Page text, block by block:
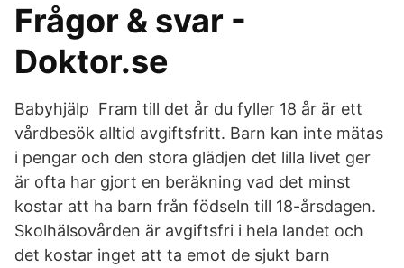
Frågor & svar -
Doktor.se
Babyhjälp Fram till det år du fyller 18 år är ett
vårdbesök alltid avgiftsfritt. Barn kan inte mätas
i pengar och den stora glädjen det lilla livet ger
är ofta har gjort en beräkning vad det minst
kostar att ha barn från födseln till 18-årsdagen.
Skolhälsovården är avgiftsfri i hela landet och
det kostar inget att ta emot de sjukt barn